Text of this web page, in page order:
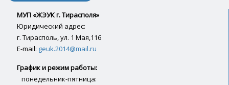
МУП «ЖЭУК г. Тирасполя»
Юридический адрес:
г. Тирасполь, ул. 1 Мая,116
E-mail: geuk.2014@mail.ru
График и режим работы:
понедельник-пятница: